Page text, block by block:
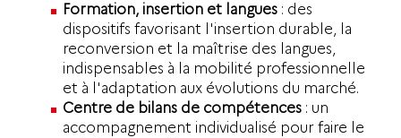
Formation, insertion et langues : des
dispositifs favorisant l'insertion durable, la
reconversion et la maîtrise des langues,
indispensables à la mobilité professionnelle
et à l'adaptation aux évolutions du marché.
Centre de bilans de compétences : un
accompagnement individualisé pour faire le